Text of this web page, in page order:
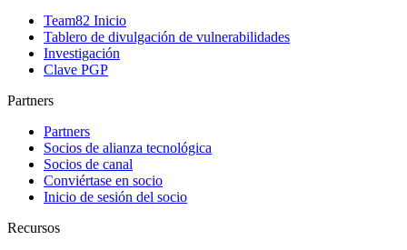
Team82 Inicio
Tablero de divulgación de vulnerabilidades
Investigación
Clave PGP
Partners
Partners
Socios de alianza tecnológica
Socios de canal
Conviértase en socio
Inicio de sesión del socio
Recursos